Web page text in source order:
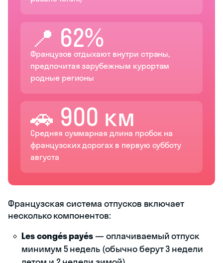
📍 62%
Французов отдыхают внутри страны,
предпочитая зарубежным курортам
родные регионы
🚗 900 км
Средняя суммарная длина пробок на
французских дорогах в первую субботу
августа
Французская система отпусков включает
несколько компонентов:
Les congés payés— оплачиваемый отпуск
минимум 5 недель (обычно берут 3 недели